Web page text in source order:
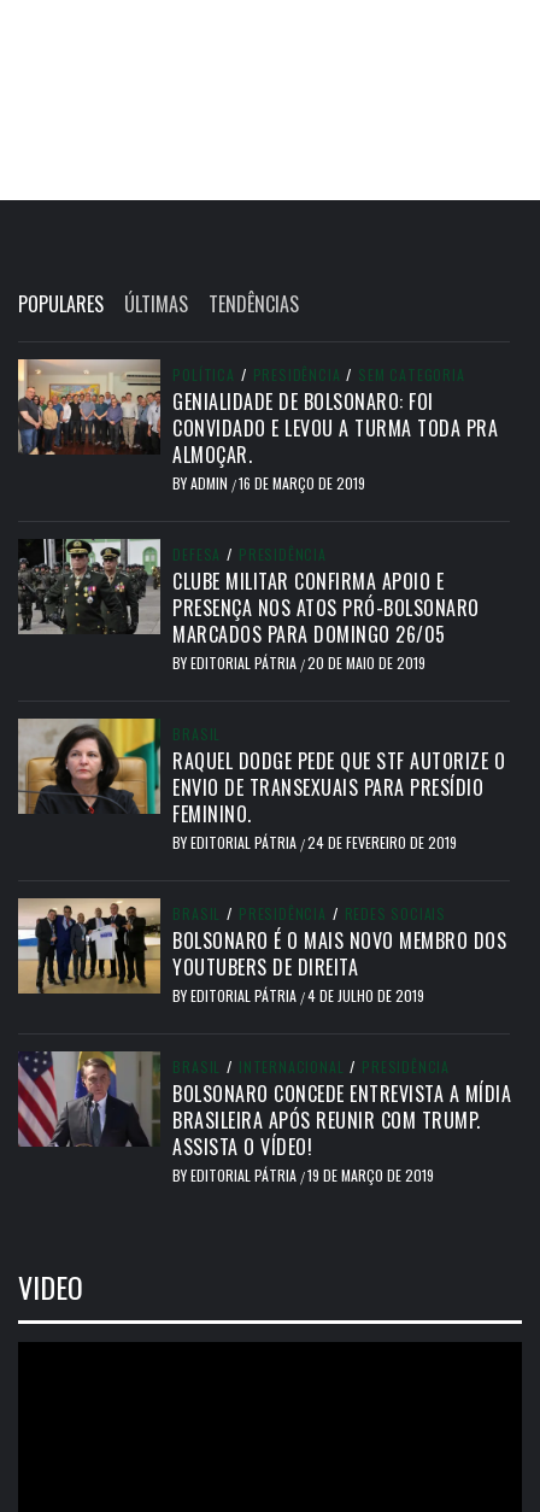
POPULARES ÚLTIMAS TENDÊNCIAS
POLÍTICA / PRESIDÊNCIA / SEM CATEGORIA
GENIALIDADE DE BOLSONARO: FOI
CONVIDADO E LEVOU A TURMA TODA PRA
ALMOÇAR.
BYADMIN /16 DE MARÇO DE 2019
DEFESA / PRESIDÊNCIA
CLUBE MILITAR CONFIRMA APOIO E
PRESENÇA NOS ATOS PRÓ-BOLSONARO
MARCADOS PARA DOMINGO 26/05
BYEDITORIAL PÁTRIA /20 DE MAIO DE 2019
BRASIL
RAQUEL DODGE PEDE QUE STF AUTORIZE O
ENVIO DE TRANSEXUAIS PARA PRESÍDIO
FEMININO.
BYEDITORIAL PÁTRIA /24 DE FEVEREIRO DE 2019
BRASIL / PRESIDÊNCIA / REDES SOCIAIS
BOLSONARO É O MAIS NOVO MEMBRO DOS
YOUTUBERS DE DIREITA
BYEDITORIAL PÁTRIA /4 DE JULHO DE 2019
BRASIL / INTERNACIONAL / PRESIDÊNCIA
BOLSONARO CONCEDE ENTREVISTA A MÍDIA
BRASILEIRA APÓS REUNIR COM TRUMP.
ASSISTA O VÍDEO!
BYEDITORIAL PÁTRIA /19 DE MARÇO DE 2019
VIDEO